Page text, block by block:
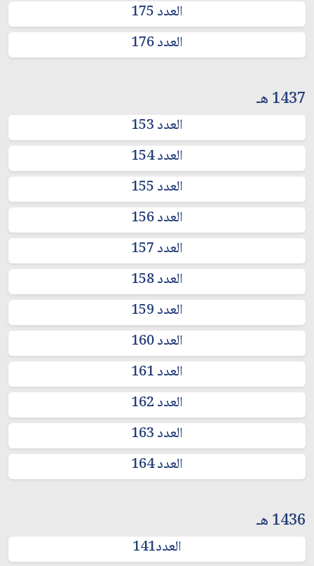
العدد 175
العدد 176
1437 هـ
العدد 153
العدد 154
العدد 155
العدد 156
العدد 157
العدد 158
العدد 159
العدد 160
العدد 161
العدد 162
العدد 163
العدد 164
1436 هـ
العدد141